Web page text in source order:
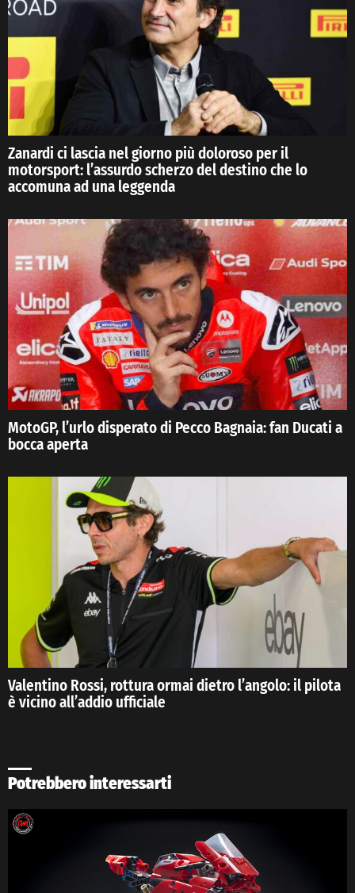
Zanardi ci lascia nel giorno più doloroso per il
motorsport: l’assurdo scherzo del destino che lo
accomuna ad una leggenda
MotoGP, l’urlo disperato di Pecco Bagnaia: fan Ducati a
bocca aperta
Valentino Rossi, rottura ormai dietro l’angolo: il pilota
è vicino all’addio ufficiale
Potrebbero interessarti